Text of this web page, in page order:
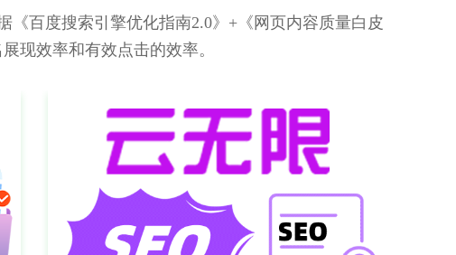
《百度搜索引擎优化指南2.0》+《网页内容质量白皮
现效率和有效点击的效率。